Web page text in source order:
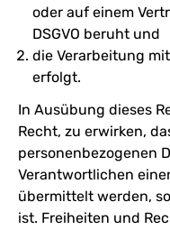
oder auf einem
DSGVO beruht und
die Verarbeitung
erfolgt.
In Ausübung dieses
Recht, zu erwirken,
personenbezogenen
Verantwortlichen
übermittelt werden,
ist. Freiheiten und